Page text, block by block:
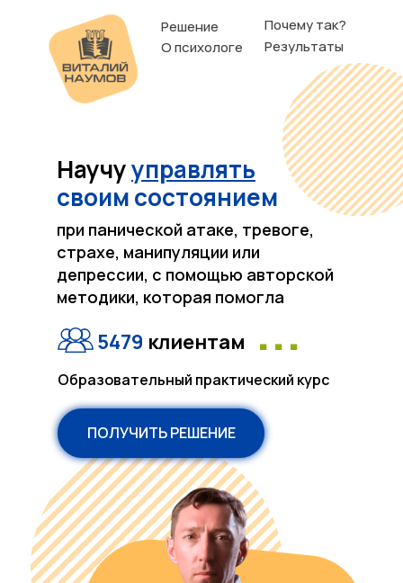
при панической атаке, тревоге,
страхе, манипуляции или
депрессии, с помощью авторской
методики, которая помогла
Образовательный практический курс
Научууправлять
своим состоянием
5479 клиентам
ПОЛУЧИТЬ РЕШЕНИЕ
...
Решение
О психологе
Результаты
Почему так?